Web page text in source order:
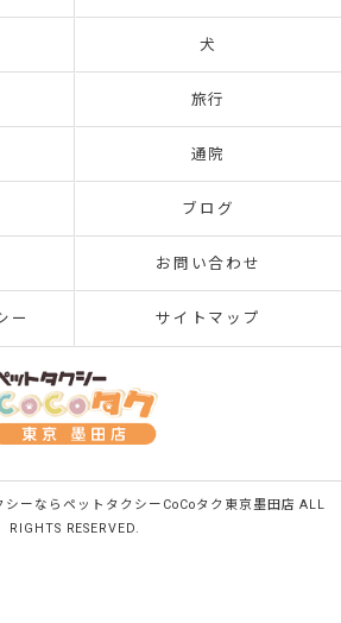
犬
旅行
通院
ブログ
お問い合わせ
ー サイトマップ
ーならペットタクシーCoCoタク東京墨田店 ALL
RIGHTS RESERVED.